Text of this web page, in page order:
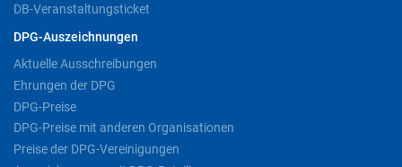
DB-Veranstaltungsticket
DPG-Auszeichnungen
Aktuelle Ausschreibungen
Ehrungen der DPG
DPG-Preise
DPG-Preise mit anderen Organisationen
Preise der DPG-Vereinigungen